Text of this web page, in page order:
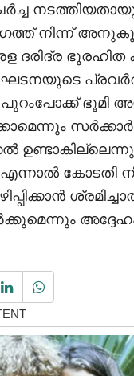
നിന്ന്
ദരിദ്ര
പുറംപോക്ക് ഭൂമി
ഉണ്ടാകില്ലെന്നും
എന്നാൽ കോടതി